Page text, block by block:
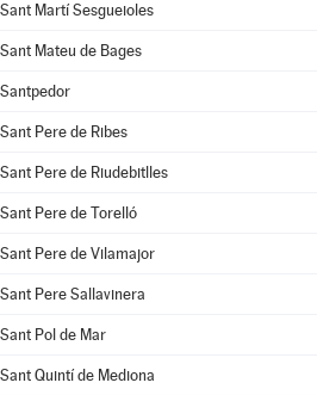
Sant Martí Sesgueioles
Sant Mateu de Bages
Santpedor
Sant Pere de Ribes
Sant Pere de Riudebitlles
Sant Pere de Torelló
Sant Pere de Vilamajor
Sant Pere Sallavinera
Sant Pol de Mar
Sant Quintí de Mediona